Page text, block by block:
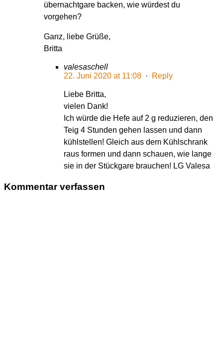
übernachtgare backen, wie würdest du
vorgehen?
Ganz, liebe Grüße,
Britta
valesaschell
22. Juni 2020 at 11:08 · Reply
Liebe Britta,
vielen Dank!
Ich würde die Hefe auf 2 g reduzieren, den
Teig 4 Stunden gehen lassen und dann
kühlstellen! Gleich aus dem Kühlschrank
raus formen und dann schauen, wie lange
sie in der Stückgare brauchen! LG Valesa
Kommentar verfassen